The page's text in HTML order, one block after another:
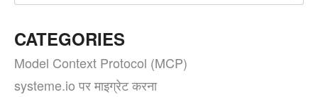
CATEGORIES
Model Context Protocol (MCP)
systeme.io पर माइग्रेट करना